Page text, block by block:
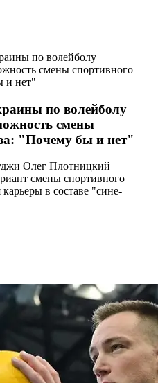
по волейболу
смены спортивного
и нет"
по волейболу
смены
"Почему бы и нет"
Олег Плотницкий
смены спортивного
в составе "сине-